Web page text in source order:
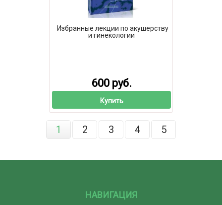
Избранные лекции по акушерству
и гинекологии
600 руб.
Купить
1 2 3 4 5
НАВИГАЦИЯ